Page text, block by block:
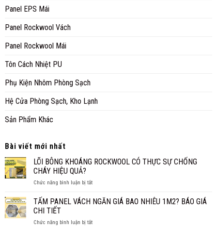
Panel EPS Mái
Panel Rockwool Vách
Panel Rockwool Mái
Tôn Cách Nhiệt PU
Phụ Kiện Nhôm Phòng Sạch
Hệ Cửa Phòng Sạch, Kho Lạnh
Sản Phẩm Khác
Bài viết mới nhất
LÕI BÔNG KHOÁNG ROCKWOOL CÓ THỰC SỰ CHỐNG
CHÁY HIỆU QUẢ?
Chức năng bình luận bị tắtở
BÔNG
CÓ
TẤM PANEL VÁCH NGĂN GIÁ BAO NHIÊU 1M2? BÁO GIÁ
CHI TIẾT
Chức năng bình luận bị tắtở